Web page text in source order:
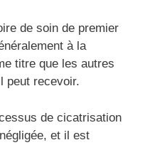
de soin de premier
à la
titre que les autres
peut recevoir.
de cicatrisation
et il est